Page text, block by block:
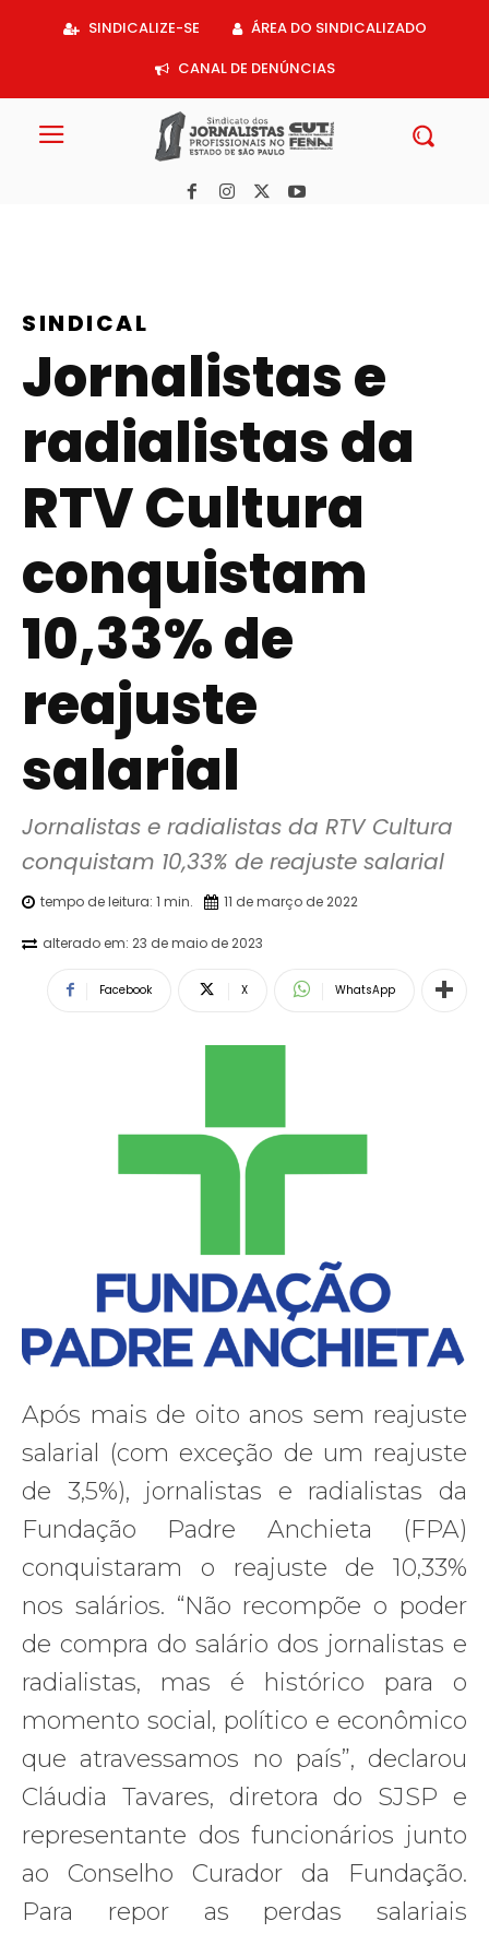
SINDICALIZE-SE
ÁREA DO SINDICALIZADO
CANAL DE DENÚNCIAS
SINDICAL
Jornalistas e
radialistas da
RTV Cultura
conquistam
10,33% de
reajuste
salarial
Jornalistas e radialistas da RTV Cultura
conquistam 10,33% de reajuste salarial
tempo de leitura: 1 min. 11 de março de 2022
alterado em: 23 de maio de 2023
Facebook X WhatsApp
Após mais de oito anos sem reajuste
salarial (com exceção de um reajuste
de 3,5%), jornalistas e radialistas da
Fundação Padre Anchieta (FPA)
conquistaram o reajuste de 10,33%
nos salários. “Não recompõe o poder
de compra do salário dos jornalistas e
radialistas, mas é histórico para o
momento social, político e econômico
que atravessamos no país”, declarou
Cláudia Tavares, diretora do SJSP e
representante dos funcionários junto
ao Conselho Curador da Fundação.
Para repor as perdas salariais